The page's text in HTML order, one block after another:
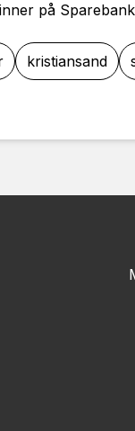
på
kristiansand